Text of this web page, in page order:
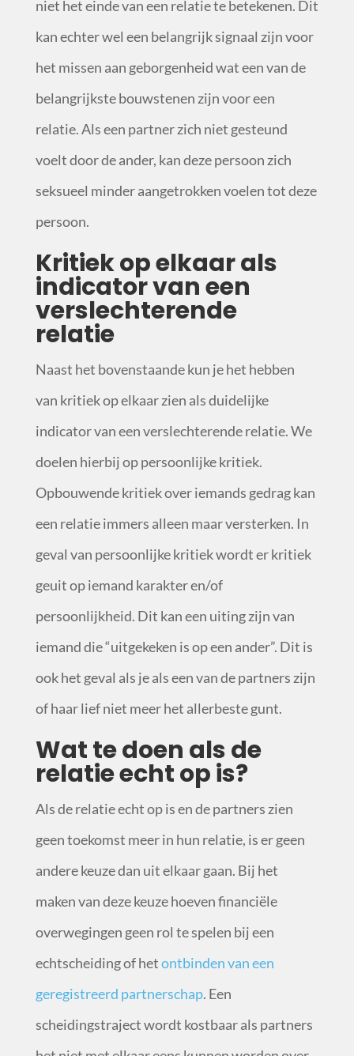
niet het einde van een relatie te betekenen. Dit
kan echter wel een belangrijk signaal zijn voor
het missen aan geborgenheid wat een van de
belangrijkste bouwstenen zijn voor een
relatie. Als een partner zich niet gesteund
voelt door de ander, kan deze persoon zich
seksueel minder aangetrokken voelen tot deze
persoon.
Kritiek op elkaar als
indicator van een
verslechterende
relatie
Naast het bovenstaande kun je het hebben
van kritiek op elkaar zien als duidelijke
indicator van een verslechterende relatie. We
doelen hierbij op persoonlijke kritiek.
Opbouwende kritiek over iemands gedrag kan
een relatie immers alleen maar versterken. In
geval van persoonlijke kritiek wordt er kritiek
geuit op iemand karakter en/of
persoonlijkheid. Dit kan een uiting zijn van
iemand die “uitgekeken is op een ander”. Dit is
ook het geval als je als een van de partners zijn
of haar lief niet meer het allerbeste gunt.
Wat te doen als de
relatie echt op is?
Als de relatie echt op is en de partners zien
geen toekomst meer in hun relatie, is er geen
andere keuze dan uit elkaar gaan. Bij het
maken van deze keuze hoeven financiële
overwegingen geen rol te spelen bij een
echtscheiding of hetontbinden van een
geregistreerd partnerschap. Een
scheidingstraject wordt kostbaar als partners